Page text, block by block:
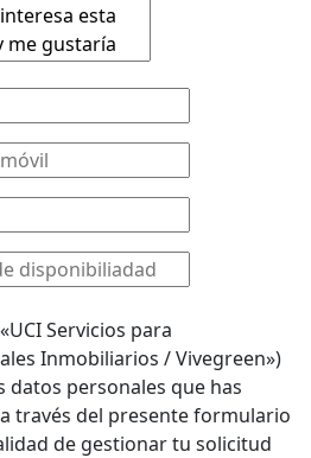
Servicios para
Inmobiliarios / Vivegreen»)
datos personales que has
través del presente formulario
de gestionar tu solicitud